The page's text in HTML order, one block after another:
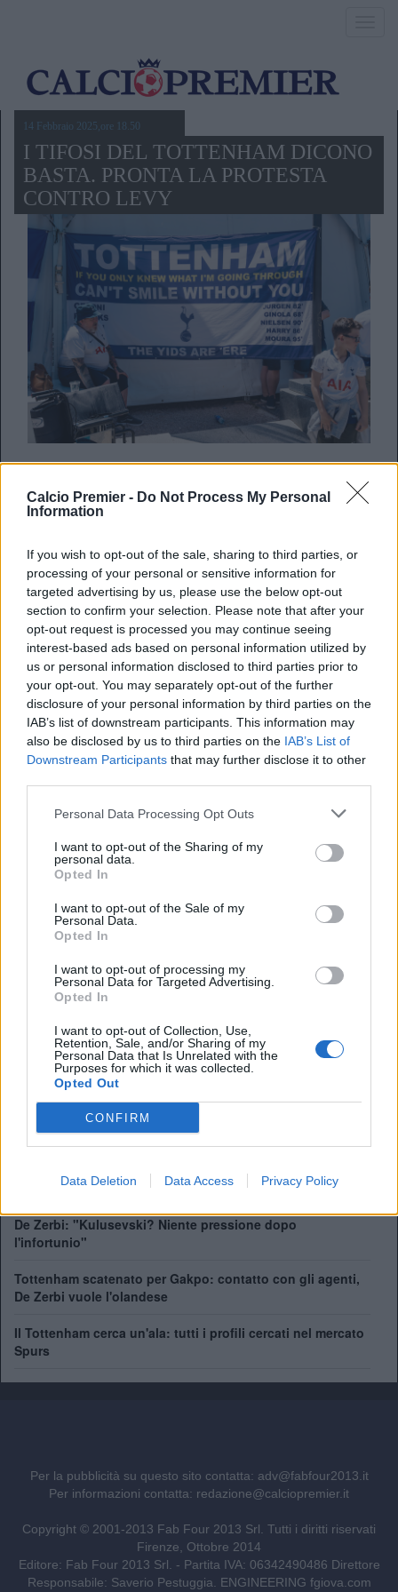
Calcio Premier - Do Not Process My Personal
Information
If you wish to opt-out of the sale, sharing to third parties, or
processing of your personal or sensitive information for
targeted advertising by us, please use the below opt-out
section to confirm your selection. Please note that after your
opt-out request is processed you may continue seeing
interest-based ads based on personal information utilized by
us or personal information disclosed to third parties prior to
your opt-out. You may separately opt-out of the further
disclosure of your personal information by third parties on the
IAB’s list of downstream participants. This information may
also be disclosed by us to third parties on the IAB’s List of
Downstream Participants that may further disclose it to other
Personal Data Processing Opt Outs
I want to opt-out of the Sharing of my
personal data.
Opted In
I want to opt-out of the Sale of my
Personal Data.
Opted In
I want to opt-out of processing my
Personal Data for Targeted Advertising.
Opted In
I want to opt-out of Collection, Use,
Retention, Sale, and/or Sharing of my
Personal Data that Is Unrelated with the
Purposes for which it was collected.
Opted Out
CONFIRM
Data Deletion Data Access Privacy Policy
14 Febbraio 2025,ore 18.50
I TIFOSI DEL TOTTENHAM DICONO
BASTA. PRONTA LA PROTESTA
CONTRO LEVY
Il Tottenham sta vivendo un’altra stagione difficile. Per
salvare l’annata a Postecoglou serve un grandissimo
percorso in Europa League. I tifosi spurs però sono stufi di
questo è stata annunciata una protesta contro la società, in
particolare il bersaglio delle accuse è il proprietario Levy.
La protesta scatterà alle 14:45 (orario inglese), prima del
match contro il Manchester United, in programma alle
17:30. Il moto è uno solo: “Il nostro club, la nostra voce”
Anno di Fondazione:1882 come Hotspur F.C.
Tottenham Hotspur Stadium (62850)
Città: Londra
Presidente:Daniel Levy
Manager:Ange Postecoglou
ALBO D'ORO
Premier League:
League Cup:4
FA Community Shield:7
De Zerbi: "Quando sono arrivato al Tottenham i giocatori
erano distrutti"
Tottenham, che succede a Vicario: Kinsky è il nuovo
De Zerbi: "Kulusevski? Niente pressione dopo
l'infortunio"
Tottenham scatenato per Gakpo: contatto con gli agenti,
De Zerbi vuole l'olandese
Il Tottenham cerca un'ala: tutti i profili cercati nel mercato
Spurs
Per la pubblicità su questo sito contatta: adv@fabfour2013.it
Per informazioni contatta: redazione@calciopremier.it
Copyright © 2001-2013 Fab Four 2013 Srl. Tutti i diritti riservati
Firenze, Ottobre 2014
Editore: Fab Four 2013 Srl. - Partita IVA: 06342490486 Direttore
Responsabile: Saverio Pestuggia. ENGINEERING fgiova.com